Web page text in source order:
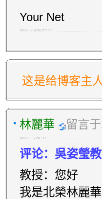
Your Net
这是给博客主
林麗華 留言
评论：吳姿瑩
教授：您好
我是北榮林麗